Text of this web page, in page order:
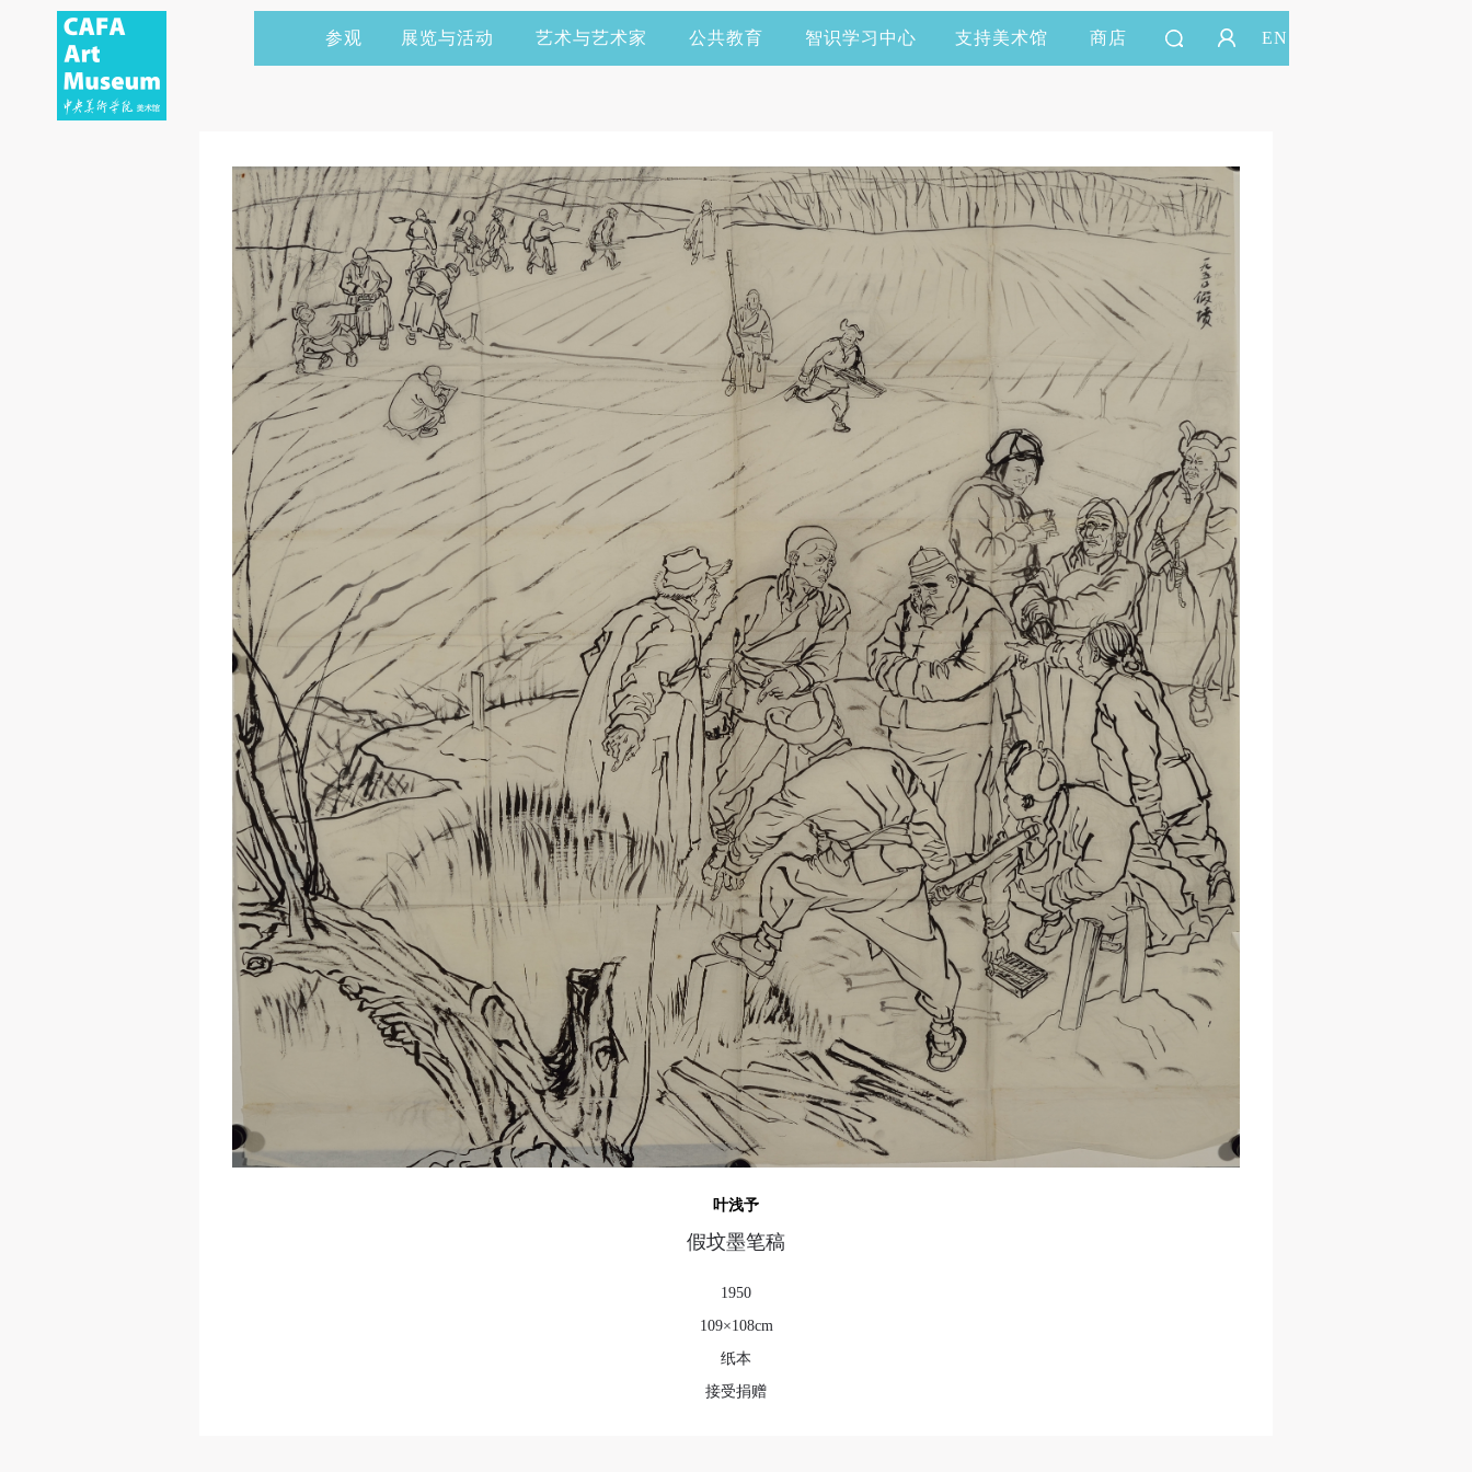
参观 展览与活动 艺术与艺术家 公共教育 智识学习中心 支持美术馆 商店 EN
展览回顾
数字美术馆
资讯
艺术出版
CAFAM 体验
捐赠
志愿者
合作伙伴
举办活动
叶浅予
假坟墨笔稿
1950
109×108cm
纸本
接受捐赠
快捷登录 帐号密码登录
手机号码 发送验证码
手机号码将作为您的登录账号
验证码
登录
可使用雅昌艺术网会员账户登录